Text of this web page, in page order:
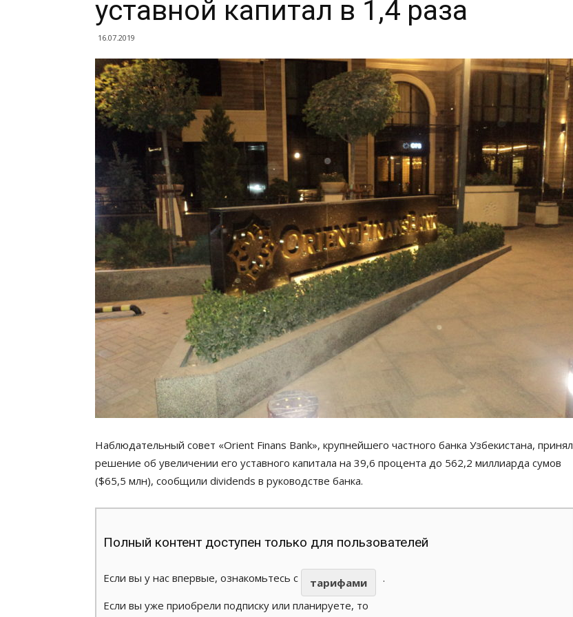
уставной капитал в 1,4 раза
16.07.2019
Наблюдательный совет «Orient Finans Bank», крупнейшего частного банка Узбекистана, принял
решение об увеличении его уставного капитала на 39,6 процента до 562,2 миллиарда сумов
($65,5 млн), сообщили dividends в руководстве банка.
Полный контент доступен только для пользователей
Если вы у нас впервые, ознакомьтесь с тарифами
.
Если вы уже приобрели подписку или планируете, то